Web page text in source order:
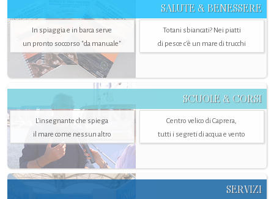
SALUTE & BENESSERE
In spiaggia e in barca serve
un pronto soccorso "da manuale"
Totani sbiancati? Nei piatti
di pesce c'è un mare di trucchi
SCUOLE & CORSI
L'insegnante che spiega
il mare come nessun altro
Centro velico di Caprera,
tutti i segreti di acqua e vento
SERVIZI